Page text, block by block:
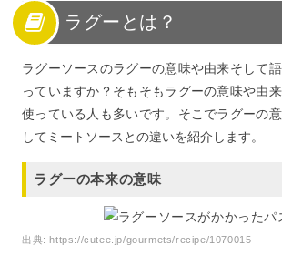
ラグーとは？
ラグーソースのラグーの意味や由来そして
っていますか？そもそもラグーの意味や由
使っている人も多いです。そこでラグーの
してミートソースとの違いを紹介します。
ラグーの本来の意味
出典:https://cutee.jp/gourmets/recipe/1070015